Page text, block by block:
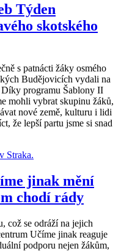
Týden
skotského
s patnácti žáky osmého
Budějovicích vydali na
Díky programu Šablony II
mohli vybrat skupinu žáků,
nové země, kulturu i lidi
že lepší partu jsme si snad
jinak mění
chodí rády
což se odráží na jejich
Učíme jinak reaguje
podporu nejen žákům,